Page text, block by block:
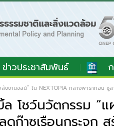
ข่าวประชาสัมพันธ์
งงานจลน์” ใน NEXTOPIA กลางพารากอ
ล โชว์นวัตกรรม
ก๊าซเรือนกระจก